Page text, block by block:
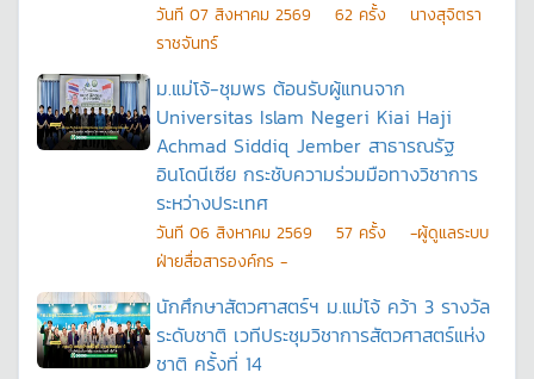
วันที 07 สิงหาคม 2569 62 ครั้ง
นางสุจิตรา
ราชจันทร์
ม.แม่โจ้-ชุมพร ต้อนรับผู้แทนจาก
Universitas Islam Negeri Kiai Haji
Achmad Siddiq Jember สาธารณรัฐ
อินโดนีเซีย กระชับความร่วมมือทางวิชาการ
ระหว่างประเทศ
วันที 06 สิงหาคม 2569 57 ครั้ง
-ผู้ดูแลระบบ
ฝ่ายสื่อสารองค์กร -
นักศึกษาสัตวศาสตร์ฯ ม.แม่โจ้ คว้า 3 รางวัล
ระดับชาติ เวทีประชุมวิชาการสัตวศาสตร์แห่ง
ชาติ ครั้งที่ 14